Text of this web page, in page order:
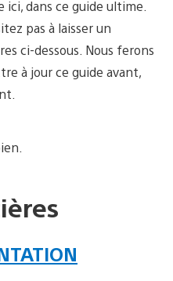
dans ce guide ultime.
pas à laisser un
ci-dessous. Nous ferons
à jour ce guide avant,